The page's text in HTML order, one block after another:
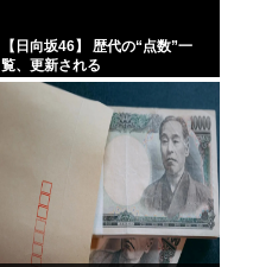
【日向坂46】 歴代の“点数”一
覧、更新される